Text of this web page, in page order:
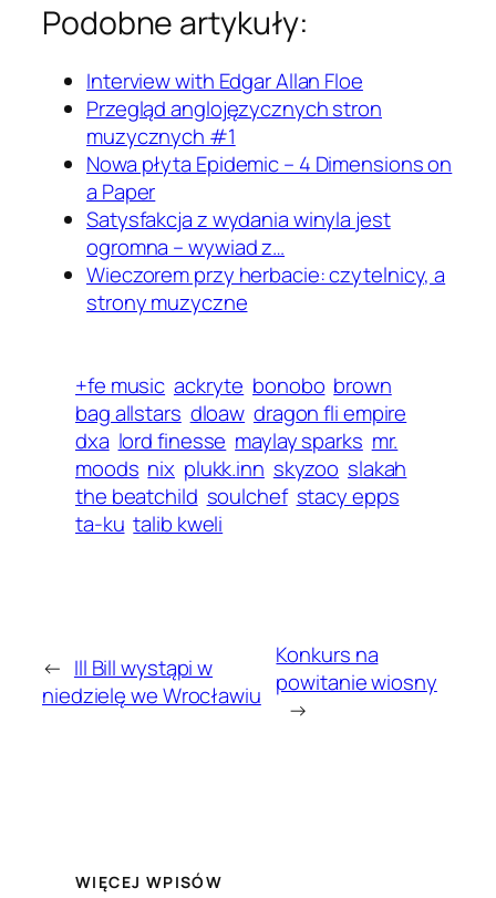
Podobne artykuły:
Interview with Edgar Allan Floe
Przegląd anglojęzycznych stron
muzycznych #1
Nowa płyta Epidemic – 4 Dimensions on
a Paper
Satysfakcja z wydania winyla jest
ogromna – wywiad z…
Wieczorem przy herbacie: czytelnicy, a
strony muzyczne
+fe music ackryte bonobo brown
bag allstars dloaw dragon fli empire
dxa lord finesse maylay sparks mr.
moods nix plukk.inn skyzoo slakah
the beatchild soulchef stacy epps
ta-ku talib kweli
← Ill Bill wystąpi w
niedzielę we Wrocławiu
Konkurs na
powitanie wiosny
→
WIĘCEJ WPISÓW